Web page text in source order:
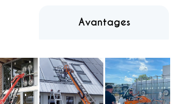
Avantages